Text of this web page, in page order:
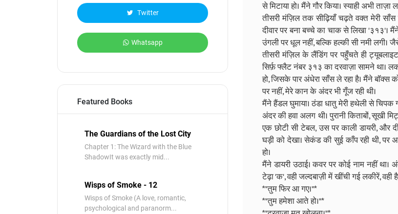
Twitter
Whatsapp
Featured Books
The Guardians of the Lost City
Chapter 1: The Wizard with the Blue
ShadowIt was exactly mid...
Wisps of Smoke - 12
Wisps of Smoke (A love, romantic,
psychological and paranorm...
से मिटाया हो। मैंने गौर किया। स्याही अभी ताज़ा
तीसरी मंज़िल तक सीढ़ियाँ चढ़ते वक्त मेरी
दीवार पर बना बच्चे का चाक से लिखा
उंगली पर धूल नहीं, बल्कि हल्की सी नमी लगी। जैसे
तीसरी मंज़िल के लैंडिंग पर पहुँचते ही ट्यूबलाइट
सिर्फ़ फ्लैट नंबर ३१३ का दरवाज़ा सामने था।
हो, जिसके पार अंधेरा साँस ले रहा है। मैंने
पर नहीं, मेरे कान के अंदर भी गूँज रही थी।
मैंने हैंडल घुमाया। ठंडा धातु मेरी हथेली से चिपक
अंदर की हवा अलग थी। पुरानी किताबों, सूखी
एक छोटी सी टेबल, उस पर काली डायरी, और
घड़ी को देखा। सेकंड की सुई काँप रही थी,
हो।
मैंने डायरी उठाई। कवर पर कोई नाम नहीं
टेढ़ा 'क', वही जल्दबाज़ी में खींची गई लकीरें, वही
*"तुम फिर आ गए।"*
*"तुम हमेशा आते हो।"*